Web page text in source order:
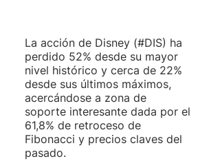
La acción de Disney (#DIS) ha
perdido 52% desde su mayor
nivel histórico y cerca de 22%
desde sus últimos máximos,
acercándose a zona de
soporte interesante dada por el
61,8% de retroceso de
Fibonacci y precios claves del
pasado.